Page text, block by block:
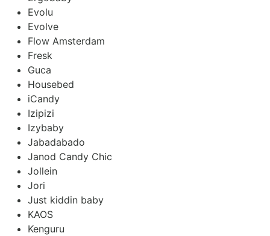
Evolu
Evolve
Flow Amsterdam
Fresk
Guca
Housebed
iCandy
Izipizi
Izybaby
Jabadabado
Janod Candy Chic
Jollein
Jori
Just kiddin baby
KAOS
Kenguru